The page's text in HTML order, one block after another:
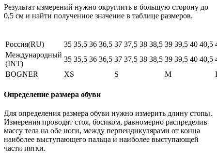
Результат измерений нужно округлить в большую сторону до
0,5 см и найти полученное значение в таблице размеров.
Россия(RU) 35 35,5 36 36,5 37 37,5 38 38,5 39 39,5 40 40,5
Международный
(INT)
35 35,5 36 36,5 37 37,5 38 38,5 39 39,5 40 40,5
BOGNER
XS S M
Определение размера обуви
Для определения размера обуви нужно измерить длину стопы.
Измерения проводят стоя, босиком, равномерно распределив
массу тела на обе ноги, между перпендикулярами от конца
наиболее выступающего пальца и наиболее выступающей
части пятки.